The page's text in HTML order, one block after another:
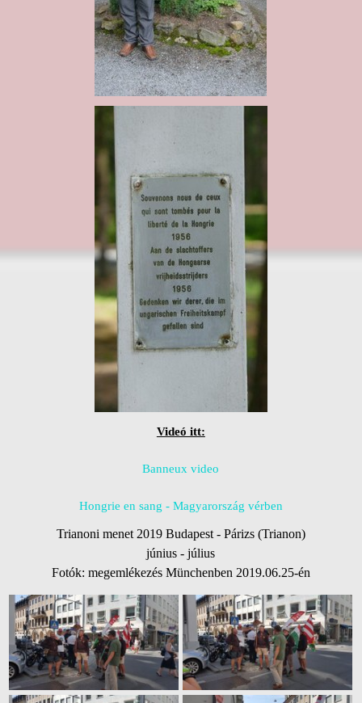
Videó itt:
Banneux video
Hongrie en sang - Magyarország vérben
Trianoni menet 2019 Budapest - Párizs (Trianon)
június - július
Fotók: megemlékezés Münchenben 2019.06.25-én